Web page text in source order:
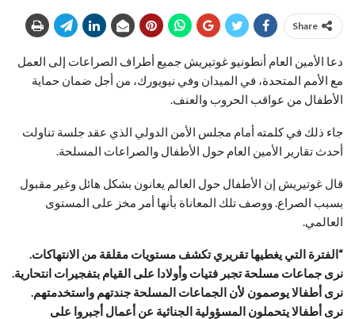
Share
دعا الأمين العام أنطونيو غوتيريش جميع أطراف الصراعات إلى العمل
مع الأمم المتحدة، في الميدان وفي نيويورك، من أجل ضمان حماية
الأطفال من عواقب الحروب والعنف.
جاء ذلك في كلمته أمام مجلس الأمن الدولي الذي عقد جلسة تناولت
أحدث تقارير الأمين العام حول الأطفال والصراعات المسلحة.
قال غوتيريش إن الأطفال حول العالم يعانون بشكل هائل وغير مقبول
بسبب الصراع. ووصف تلك المعاناة بأنها أمر مخز على المستوى
العالمي.
“الفترة التي يغطيها تقريري تكشف مستويات مقلقة من الانتهاكات.
نرى جماعات مسلحة تجبر فتيات وأولادا على القيام بتفجيرات انتحارية.
نرى أطفالا يوصمون لأن الجماعات المسلحة جندتهم واستخدمتهم.
نرى أطفالا يتحملون المسؤولية الجنائية عن أعمال أجبروا على